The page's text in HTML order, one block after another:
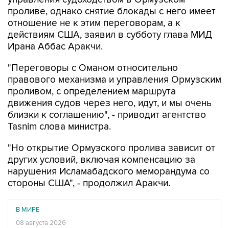
проливе, однако снятие блокады с него имеет
отношение не к этим переговорам, а к
действиям США, заявил в субботу глава МИД
Ирана Аббас Аракчи.
"Переговоры с Оманом относительно
правового механизма и управления Ормузским
проливом, с определением маршрута
движения судов через него, идут, и мы очень
близки к соглашению", - приводит агентство
Tasnim слова министра.
"Но открытие Ормузского пролива зависит от
других условий, включая компенсацию за
нарушения Исламабадского меморандума со
стороны США", - продолжил Аракчи.
В МИРЕ
08 августа 2026